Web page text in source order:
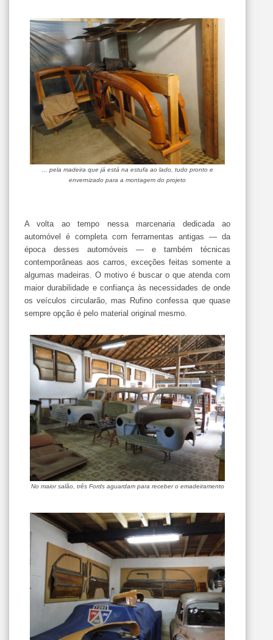
... pela madeira que já está na estufa ao lado, tudo pronto e
envernizado para a montagem do projeto
A volta ao tempo nessa marcenaria dedicada ao
automóvel é completa com ferramentas antigas — da
época desses automóveis — e também técnicas
contemporâneas aos carros, exceções feitas somente a
algumas madeiras. O motivo é buscar o que atenda com
maior durabilidade e confiança às necessidades de onde
os veículos circularão, mas Rufino confessa que quase
sempre opção é pelo material original mesmo.
No maior salão, três Fords aguardam para receber o emadeiramento